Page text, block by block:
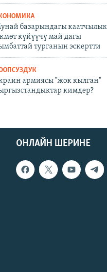
базарындагы
күйүүчү май дагы
турганын эскертти
армиясы "жок кылган"
кимдер?
ОНЛАЙН ШЕРИНЕ